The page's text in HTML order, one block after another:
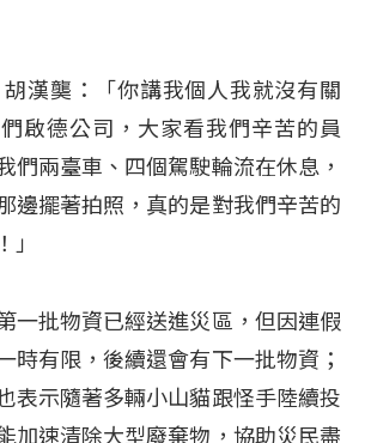
漢龑：「你講我個人我就沒有關
啟德公司，大家看我們辛苦的員
們兩臺車、四個駕駛輪流在休息，
邊擺著拍照，真的是對我們辛苦的
」
一批物資已經送進災區，但因連假
時有限，後續還會有下一批物資；
表示隨著多輛小山貓跟怪手陸續投
加速清除大型廢棄物，協助災民盡